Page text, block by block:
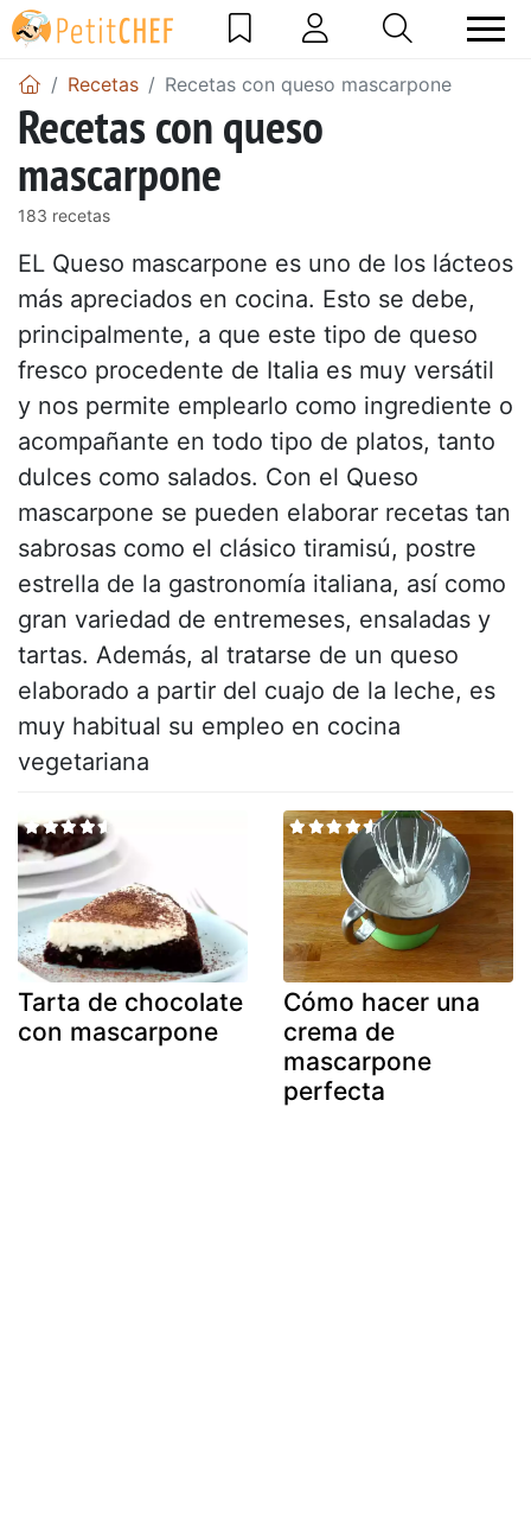
Recetas Recetas con queso mascarpone
Recetas con queso
mascarpone
183 recetas
EL Queso mascarpone es uno de los lácteos
más apreciados en cocina. Esto se debe,
principalmente, a que este tipo de queso
fresco procedente de Italia es muy versátil
y nos permite emplearlo como ingrediente o
acompañante en todo tipo de platos, tanto
dulces como salados. Con el Queso
mascarpone se pueden elaborar recetas tan
sabrosas como el clásico tiramisú, postre
estrella de la gastronomía italiana, así como
gran variedad de entremeses, ensaladas y
tartas. Además, al tratarse de un queso
elaborado a partir del cuajo de la leche, es
muy habitual su empleo en cocina
vegetariana
Tarta de chocolate
con mascarpone
Cómo hacer una
crema de
mascarpone
perfecta